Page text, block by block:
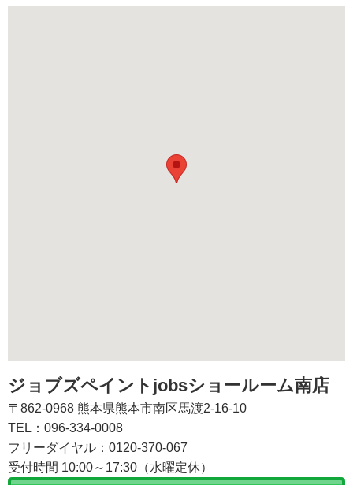
ジョブズペイントjobsショールーム南店
〒862-0968 熊本県熊本市南区馬渡2-16-10
TEL：096-334-0008
フリーダイヤル：0120-370-067
受付時間 10:00～17:30（水曜定休）